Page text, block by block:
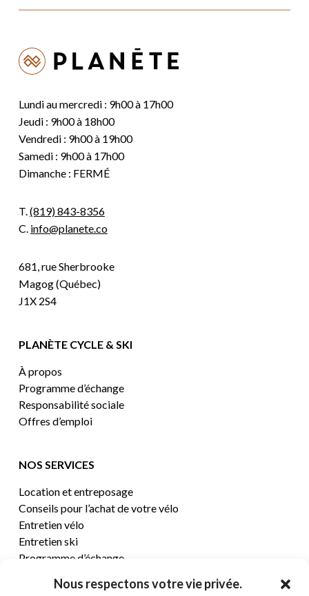
Nous respectons votre vie privée.
Lundi au mercredi : 9h00 à 17h00
Jeudi : 9h00 à 18h00
Vendredi : 9h00 à 19h00
Samedi : 9h00 à 17h00
Dimanche : FERMÉ
T.(819) 843-8356
C. info@planete.co
681, rue Sherbrooke
Magog (Québec)
J1X 2S4
PLANÈTE CYCLE & SKI
À propos
Programme d’échange
Responsabilité sociale
Offres d’emploi
NOS SERVICES
Location et entreposage
Conseils pour l’achat de votre vélo
Entretien vélo
Entretien ski
Programme d’échange